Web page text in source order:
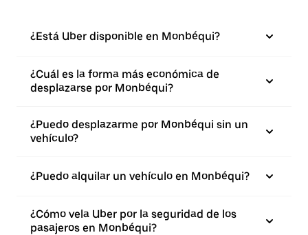
¿Está Uber disponible en Monbéqui?
¿Cuál es la forma más económica de
desplazarse por Monbéqui?
¿Puedo desplazarme por Monbéqui sin un
vehículo?
¿Puedo alquilar un vehículo en Monbéqui?
¿Cómo vela Uber por la seguridad de los
pasajeros en Monbéqui?